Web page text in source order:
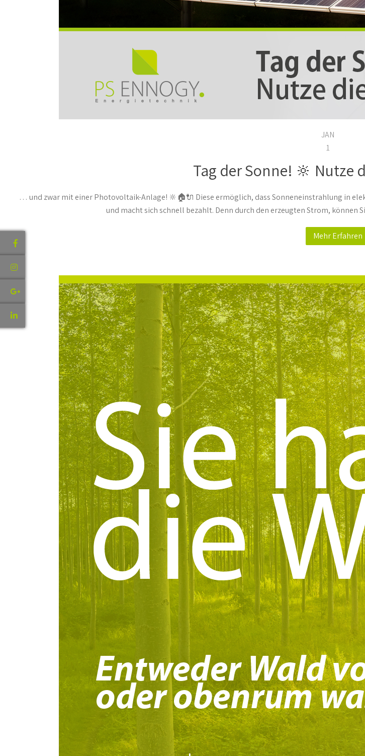
JAN
1
Tag der Sonne! 🔆 Nutze
… und zwar mit einer Photovoltaik-Anlage! 🔆🏠🔌 Diese ermöglich, dass Sonneneinstrahlung in
und macht sich schnell bezahlt. Denn durch den erzeugten Strom,
Mehr Erfahren